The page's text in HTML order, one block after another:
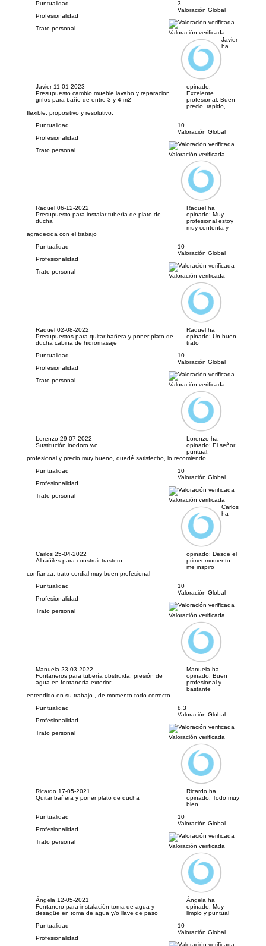
Puntualidad
Profesionalidad
Trato personal
3
Valoración Global
Valoración verificada
Javier 11-01-2023
Presupuesto cambio mueble lavabo y reparacion
grifos para baño de entre 3 y 4 m2
Javier
ha
opinado:
Excelente
profesional. Buen
precio, rapido,
flexible, propositivo y resolutivo.
Puntualidad
Profesionalidad
Trato personal
10
Valoración Global
Valoración verificada
Raquel 06-12-2022
Presupuesto para instalar tubería de plato de
ducha
Raquel ha
opinado: Muy
profesional estoy
muy contenta y
agradecida con el trabajo
Puntualidad
Profesionalidad
Trato personal
10
Valoración Global
Valoración verificada
Raquel 02-08-2022
Presupuestos para quitar bañera y poner plato de
ducha cabina de hidromasaje
Raquel ha
opinado: Un buen
trato
Puntualidad
Profesionalidad
Trato personal
10
Valoración Global
Valoración verificada
Lorenzo 29-07-2022
Sustitución inodoro wc
Lorenzo ha
opinado: El señor
puntual,
profesional y precio muy bueno, quedé satisfecho, lo recomiendo
Puntualidad
Profesionalidad
Trato personal
10
Valoración Global
Valoración verificada
Carlos 25-04-2022
Albañiles para construir trastero
Carlos
ha
opinado: Desde el
primer momento
me inspiro
confianza, trato cordial muy buen profesional
Puntualidad
Profesionalidad
Trato personal
10
Valoración Global
Valoración verificada
Manuela 23-03-2022
Fontaneros para tubería obstruida, presión de
agua en fontanería exterior
Manuela ha
opinado: Buen
profesional y
bastante
entendido en su trabajo , de momento todo correcto
Puntualidad
Profesionalidad
Trato personal
8,3
Valoración Global
Valoración verificada
Ricardo 17-05-2021
Quitar bañera y poner plato de ducha
Ricardo ha
opinado: Todo muy
bien
Puntualidad
Profesionalidad
Trato personal
10
Valoración Global
Valoración verificada
Ángela 12-05-2021
Fontanero para instalación toma de agua y
desagüe en toma de agua y/o llave de paso
Ángela ha
opinado: Muy
limpio y puntual
Puntualidad
Profesionalidad
10
Valoración Global